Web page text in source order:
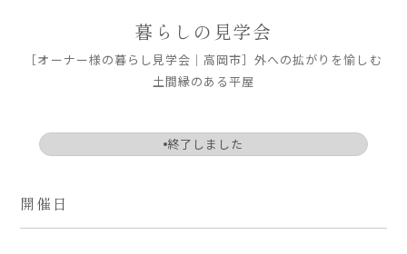
- 商品コンセプト
- 空間デザイン
- 外構デザイン
暮らしの見学会
［オーナー様の暮らし見学会｜高岡市］外への拡がりを愉しむ
土間縁のある平屋
終了しました
開催日